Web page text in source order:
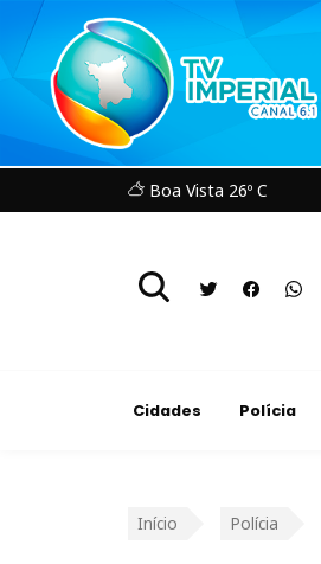
Boa Vista 26º C
Cidades Polícia
Início Polícia